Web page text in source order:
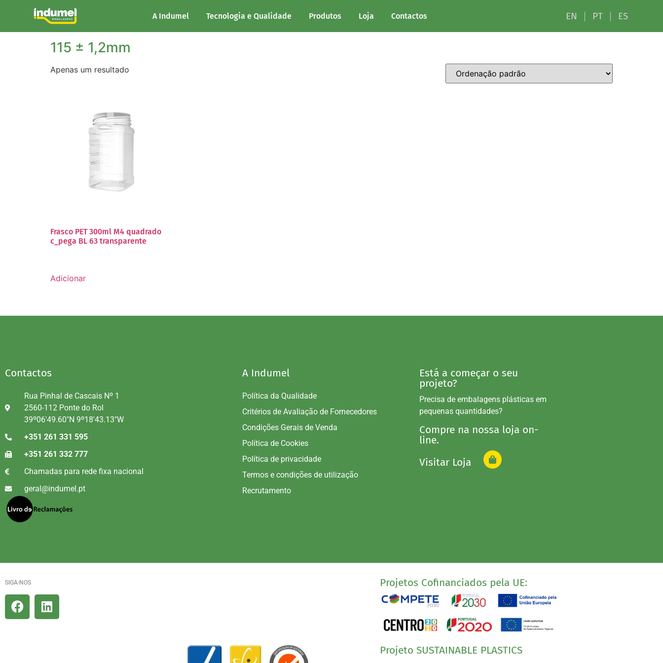
A Indumel Tecnologia e Qualidade Produtos Loja Contactos EN PT ES
/ Altura do produto / 115 ± 1,2mm
115 ± 1,2mm
Apenas um resultado
Frasco PET 300ml M4 quadrado
c_pega BL 63 transparente
Adicionar
Contactos
Rua Pinhal de Cascais Nº 1
2560-112 Ponte do Rol
39º06'49.60"N 9º18'43.13"W
+351 261 331 595
+351 261 332 777
Chamadas para rede fixa nacional
geral@indumel.pt
A Indumel
Política da Qualidade
Critérios de Avaliação de Fornecedores
Condições Gerais de Venda
Política de Cookies
Política de privacidade
Termos e condições de utilização
Recrutamento
Está a começar o seu
projeto?
Precisa de embalagens plásticas em
pequenas quantidades?
Compre na nossa loja on-
line.
Visitar Loja
SIGA-NOS Projetos Cofinanciados pela UE:
Projeto SUSTAINABLE PLASTICS